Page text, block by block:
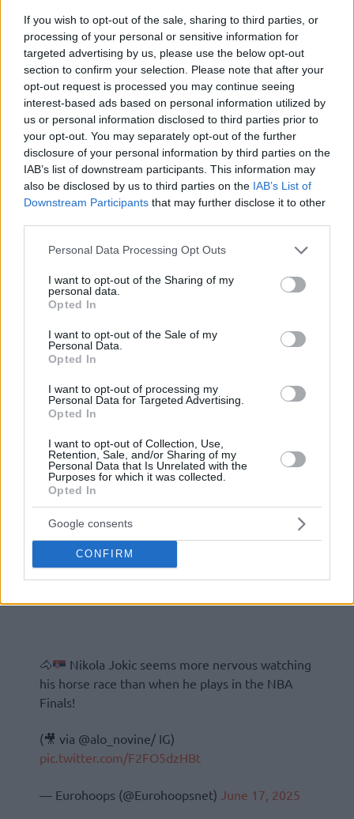
If you wish to opt-out of the sale, sharing to third parties, or
processing of your personal or sensitive information for
targeted advertising by us, please use the below opt-out
section to confirm your selection. Please note that after your
opt-out request is processed you may continue seeing
interest-based ads based on personal information utilized by
us or personal information disclosed to third parties prior to
your opt-out. You may separately opt-out of the further
disclosure of your personal information by third parties on the
IAB’s list of downstream participants. This information may
also be disclosed by us to third parties on the IAB’s List of
Downstream Participants that may further disclose it to other
Please note that this website/app uses one or more Google
not limited to your visit or usage behaviour. You may click to
grant or deny consent to Google and its third-party tags to
use your data for below specified purposes in below Google
consent section.
Personal Data Processing Opt Outs
I want to opt-out of the Sharing of my
personal data.
Opted In
I want to opt-out of the Sale of my
Personal Data.
Opted In
I want to opt-out of processing my
Personal Data for Targeted Advertising.
Opted In
I want to opt-out of Collection, Use,
Retention, Sale, and/or Sharing of my
Personal Data that Is Unrelated with the
Purposes for which it was collected.
Opted In
Google consents
CONFIRM
Τέτοιο άγχος ούτε σε Τελικούς NBA να έπαιζε…
Όταν είδε να βρίσκεται πίσω στην κούρσα, τότε άρχισε να
πιάνει το κεφάλι του και να φωνάζει έντονα.
🐴
Nikola Jokic seems more nervous watching
his horse race than when he plays in the NBA
Finals!
(🎥 via @alo_novine/ IG)
pic.twitter.com/F2FO5dzHBt
— Eurohoops (@Eurohoopsnet) June 17, 2025